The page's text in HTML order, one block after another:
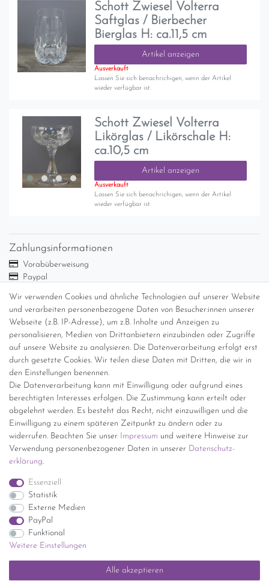
Schott Zwiesel Volterra
Saftglas / Bierbecher
Bierglas H: ca.11,5 cm
Artikel anzeigen
Ausverkauft
Lassen Sie sich benachrichigen, wenn der Artikel
wieder verfügbar ist.
Schott Zwiesel Volterra
Likörglas / Likörschale H:
ca.10,5 cm
Artikel anzeigen
Ausverkauft
Lassen Sie sich benachrichigen, wenn der Artikel
wieder verfügbar ist.
Wir verwenden Cookies und ähnliche Technologien auf unserer Website
und verarbeiten personenbezogene Daten von Besucher:innen unserer
Webseite (z.B. IP-Adresse), um z.B. Inhalte und Anzeigen zu
personalisieren, Medien von Drittanbietern einzubinden oder Zugriffe
auf unsere Website zu analysieren. Die Datenverarbeitung erfolgt erst
durch gesetzte Cookies. Wir teilen diese Daten mit Dritten, die wir in
den Einstellungen benennen.
Die Datenverarbeitung kann mit Einwilligung oder aufgrund eines
berechtigten Interesses erfolgen. Die Zustimmung kann erteilt oder
abgelehnt werden. Es besteht das Recht, nicht einzuwilligen und die
Einwilligung zu einem späteren Zeitpunkt zu ändern oder zu
widerrufen. Beachten Sie unser Impressum und weitere Hinweise zur
Verwendung personenbezogener Daten in unserer Daten­schutz­
erklärung.
Essenziell
Statistik
Externe Medien
PayPal
Funktional
Weitere Einstellungen
Alle akzeptieren
Zahlungsinformationen
Vorabüberweisung
Paypal
Versandinformationen
Versand per GLS (6,90 Euro) oder DHL (8,49 Euro ) inkl. MwSt.
(innerhalb Deutschlands)
kostenfreie Lieferung ab 150 Euro Warenwert (innerhalb
Deutschlands)
Übersicht Internationale Versandkosten
Wir kaufen an
Sie haben zuviel Porzellan im Schrank? Gerne kaufen wir dieses an.
Einfach unverbindliches Angebot anfordern.
*Endpreis inkl. MwSt. (Dieser Artikel unterliegt gem. § 25a
UStG der Differenzbesteuerung, ein Ausweis der
Mehrwertsteuer auf der Rechnung erfolgt nicht.)
Impressum Daten­schutz­erklärung